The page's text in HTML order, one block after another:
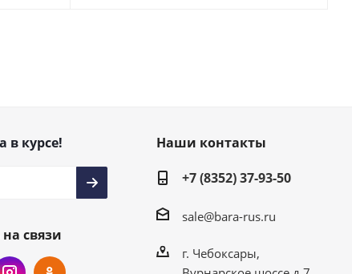
в курсе!
связи
Наши контакты
+7 (8352) 37-93-50
sale@bara-rus.ru
г. Чебоксары,